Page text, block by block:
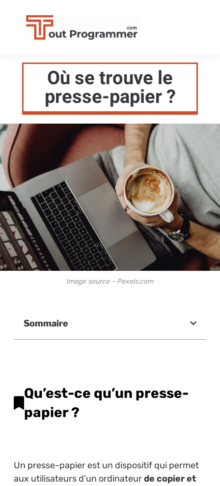
Où se trouve le
presse-papier ?
Image source - Pexels.com
Sommaire
Qu’est-ce qu’un presse-
papier ?
Un presse-papier est un dispositif qui permet
aux utilisateurs d’un ordinateurde copier et